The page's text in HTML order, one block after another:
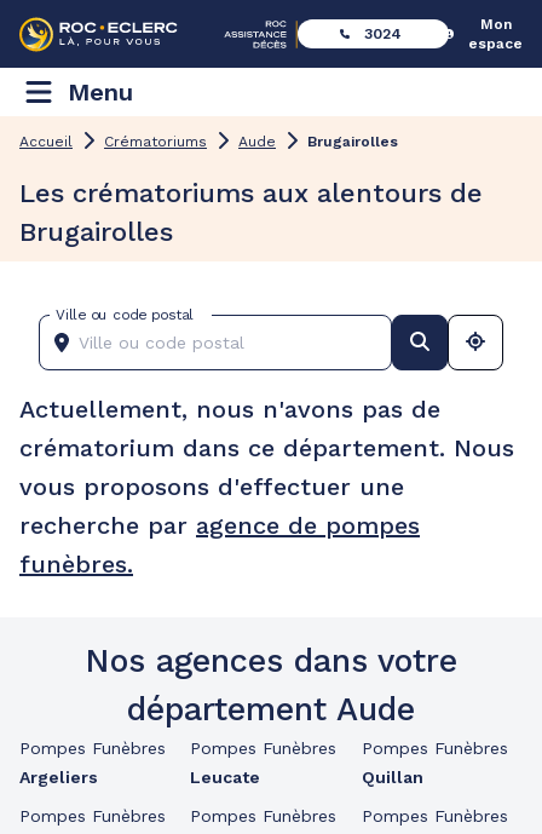
3024
Mon
espace
Menu
Accueil Crématoriums Aude Brugairolles
Les crématoriums aux alentours de
Brugairolles
Ville ou code postal
Actuellement, nous n'avons pas de
crématorium dans ce département. Nous
vous proposons d'effectuer une
recherche par agence de pompes
funèbres.
Nos agences dans votre
département Aude
Pompes Funèbres
Argeliers
Pompes Funèbres
Pompes Funèbres
Leucate
Pompes Funèbres
Pompes Funèbres
Quillan
Pompes Funèbres